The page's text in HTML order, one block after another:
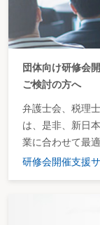
団体向け研修会
ご検討の方へ
弁護士会、税理
は、是非、新日
業に合わせて最
研修会開催支援